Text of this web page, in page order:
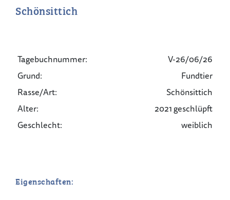
Schönsittich
Tagebuchnummer:
V-26/06/26
Grund:
Fundtier
Rasse/Art:
Schönsittich
Alter:
2021 geschlüpft
Geschlecht:
weiblich
Eigenschaften: